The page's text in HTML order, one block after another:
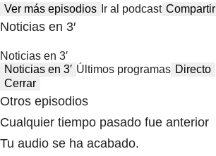
Ver más episodios Ir al podcast Compartir
Noticias en 3′
Noticias en 3′
Noticias en 3′ Últimos programas Directo
Cerrar
Otros episodios
Cualquier tiempo pasado fue anterior
Tu audio se ha acabado.